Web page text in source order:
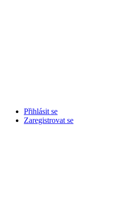
Přihlásit se
Zaregistrovat se